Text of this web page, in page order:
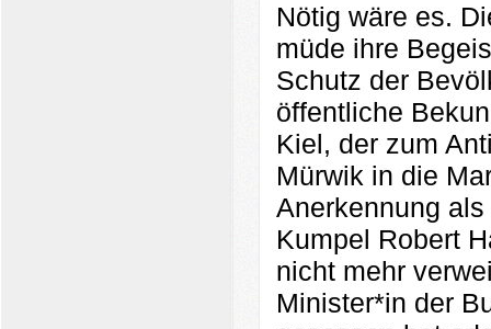
Nötig wäre es.
müde ihre
Schutz der
öffentliche
Kiel, der zum
Mürwik in die
Anerkennung
Kumpel Robert
nicht mehr
Minister*in der